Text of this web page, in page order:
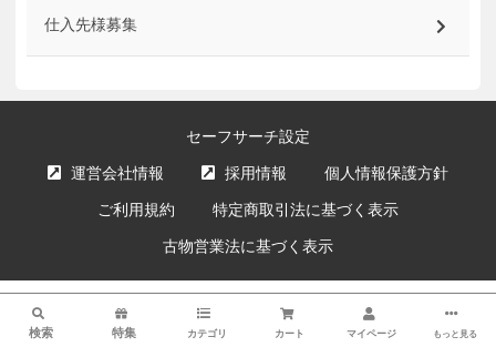
仕入先様募集
セーフサーチ設定
運営会社情報 採用情報 個人情報保護方針
ご利用規約 特定商取引法に基づく表示
古物営業法に基づく表示
複製、無断転載を禁止します。
© XPRICE Inc. All Rights Reserved.
検索 特集 カテゴリ カート マイページ もっと見る
検索